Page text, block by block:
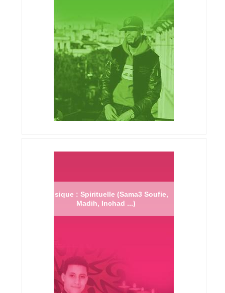
Musique : Spirituelle (Sama3 Soufie,
Madih, Inchad ...)